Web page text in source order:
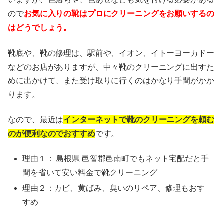
のでお気に入りの靴はプロにクリーニングをお願いするの
はどうでしょう。
靴底や、靴の修理は、駅前や、イオン、イトーヨーカドー
などのお店がありますが、中々靴のクリーニングに出すた
めに出かけて、また受け取りに行くのはかなり手間がかか
ります。
なので、最近はインターネットで靴のクリーニングを頼む
のが便利なのでおすすめです。
理由１： 島根県 邑智郡邑南町でもネット宅配だと手
間を省いて安い料金で靴クリーニング
理由２：カビ、黄ばみ、臭いのリペア、修理もおす
すめ